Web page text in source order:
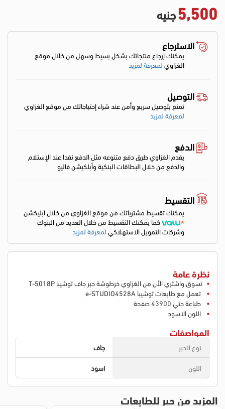
5,500جنيه
الاسترجاع
يمكنك إرجاع منتجاتك بشكل بسيط وسهل من خلال موقع
الغزاويلمعرفة لمزيد
التوصيل
تمتع بتوصيل سريع وأمن عند شراء إحتياجاتك من موقع الغزاوي
لمعرفة لمزيد
الدفع
يقدم الغزاوي طرق دفع متنوعه مثل الدفع نقدا عند الإستلام
والدفع من خلال البطاقات البنكية وأبلكيشن فاليو
التقسيط
يمكنك تقسيط مشترياتك من موقع الغزاوي من خلال ابليكشن
كما يمكنك التقسيط من خلال العديد من البنوك
وشركات التمويل الاستهلاكيلمعرفة لمزيد
نظرة عامة
تسوق واشتري الأن من الغزاوي خرطوشة حبر جاف توشيبا T-5018P
تعمل مع طابعات توشيبا e-STUDIO4528A
طباعة حتي 43900 صفحة
اللون الاسود
المواصفات
نوع الحبر
جاف
اللون
اسود
المزيد من حبر للطابعات